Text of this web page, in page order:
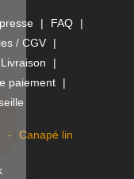
FAQ
/ CGV
Livraison
paiement
Canapé lin